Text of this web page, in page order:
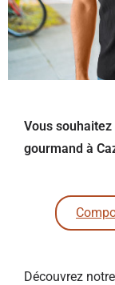
Vous
gourmand à
Découvrez